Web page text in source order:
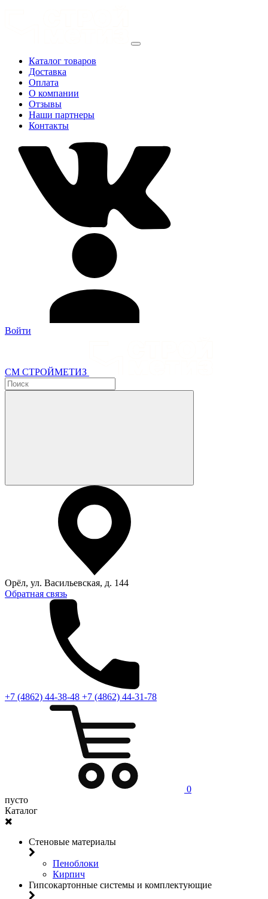
Каталог товаров
Доставка
Оплата
О компании
Отзывы
Наши партнеры
Контакты
Войти
СМ СТРОЙМЕТИЗ
Орёл, ул. Васильевская, д. 144
Обратная связь
+7 (4862) 44-38-48 +7 (4862) 44-31-78
0
пусто
Каталог
Стеновые материалы
Пеноблоки
Кирпич
Гипсокартонные системы и комплектующие